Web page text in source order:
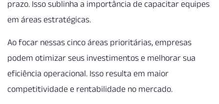
prazo. Isso sublinha a importância de capacitar equipes
em áreas estratégicas.
Ao focar nessas cinco áreas prioritárias, empresas
podem otimizar seus investimentos e melhorar sua
eficiência operacional. Isso resulta em maior
competitividade e rentabilidade no mercado.